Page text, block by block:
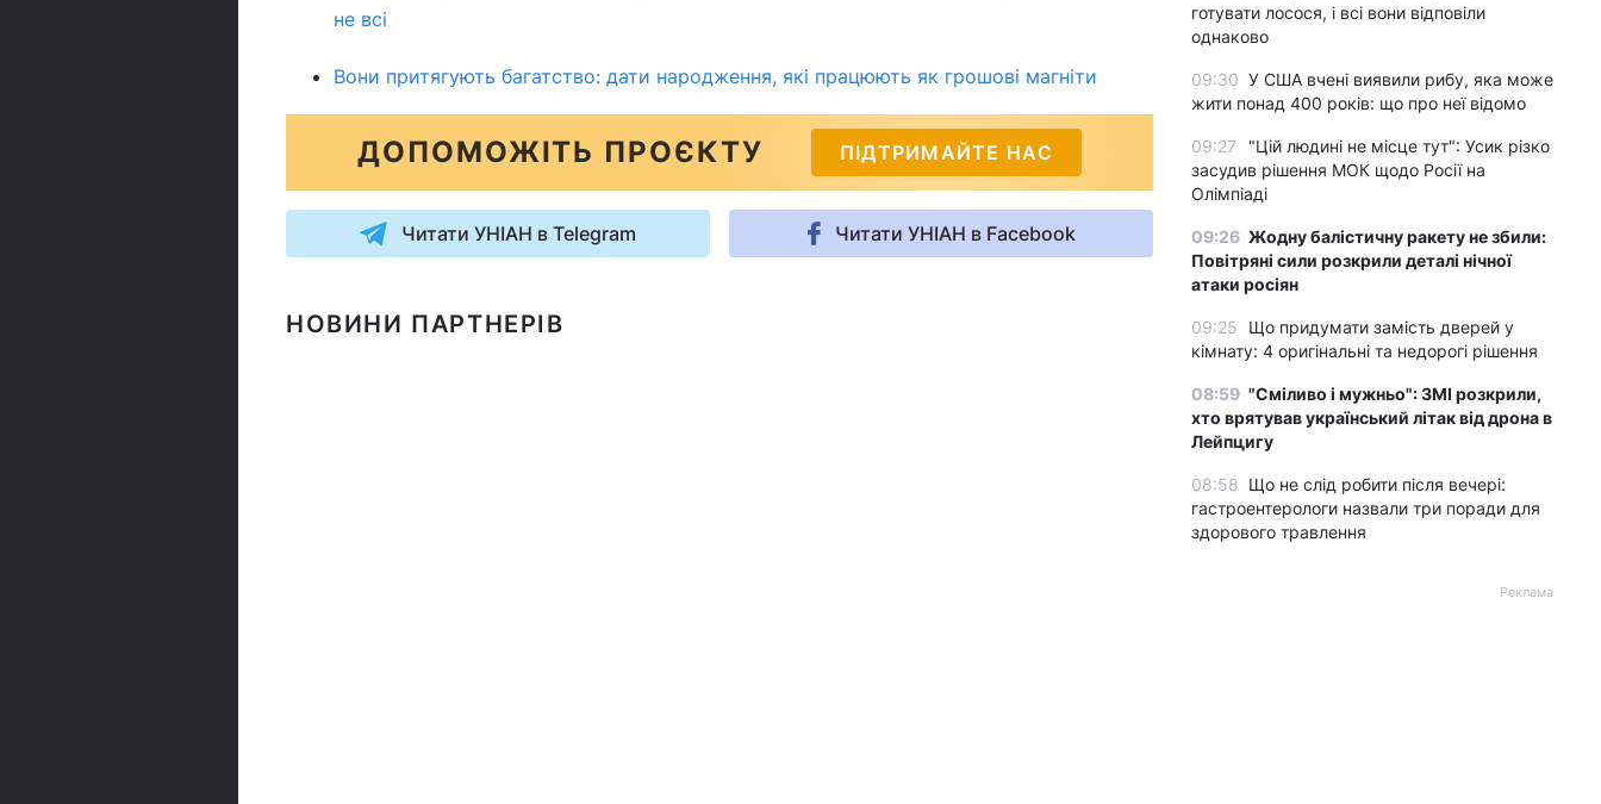
не всі
Вони притягують багатство: дати народження, які працюють як грошові магніти
ДОПОМОЖІТЬ ПРОЄКТУ ПІДТРИМАЙТЕ НАС
Читати УНІАН в Telegram Читати УНІАН в Facebook
НОВИНИ ПАРТНЕРІВ
готувати лосося, і всі вони відповіли
однаково
09:30 У США вчені виявили рибу, яка може
жити понад 400 років: що про неї відомо
09:27
"Цій людині не місце тут": Усик різко
засудив рішення МОК щодо Росії на
Олімпіаді
09:26 Жодну балістичну ракету не збили:
Повітряні сили розкрили деталі нічної
атаки росіян
09:25
Що придумати замість дверей у
кімнату: 4 оригінальні та недорогі рішення
08:59 "Сміливо і мужньо": ЗМІ розкрили,
хто врятував український літак від дрона в
Лейпцигу
08:58 Що не слід робити після вечері:
гастроентерологи назвали три поради для
здорового травлення
Реклама